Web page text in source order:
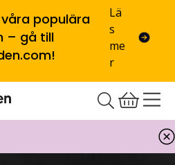
populära
– gå till
Lä
s
me
r